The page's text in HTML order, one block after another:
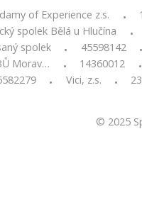
of Experience z.s. •
spolek Bělá u Hlučína
•
spolek
• 45598142 •
Morav…
• 14360012 •
• Vici, z.s. •
© 2025